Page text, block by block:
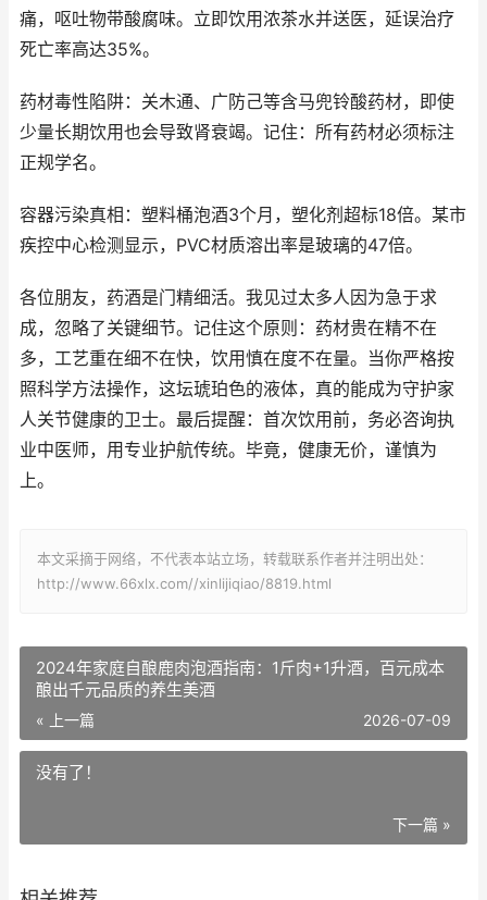
痛，呕吐物带酸腐味。立即饮用浓茶水并送医，延误治疗
死亡率高达35%。
药材毒性陷阱：关木通、广防己等含马兜铃酸药材，即使
少量长期饮用也会导致肾衰竭。记住：所有药材必须标注
正规学名。
容器污染真相：塑料桶泡酒3个月，塑化剂超标18倍。某市
疾控中心检测显示，PVC材质溶出率是玻璃的47倍。
各位朋友，药酒是门精细活。我见过太多人因为急于求
成，忽略了关键细节。记住这个原则：药材贵在精不在
多，工艺重在细不在快，饮用慎在度不在量。当你严格按
照科学方法操作，这坛琥珀色的液体，真的能成为守护家
人关节健康的卫士。最后提醒：首次饮用前，务必咨询执
业中医师，用专业护航传统。毕竟，健康无价，谨慎为
上。
本文采摘于网络，不代表本站立场，转载联系作者并注明出处：
http://www.66xlx.com//xinlijiqiao/8819.html
2024年家庭自酿鹿肉泡酒指南：1斤肉+1升酒，百元成本
酿出千元品质的养生美酒
« 上一篇 2026-07-09
没有了！
下一篇 »